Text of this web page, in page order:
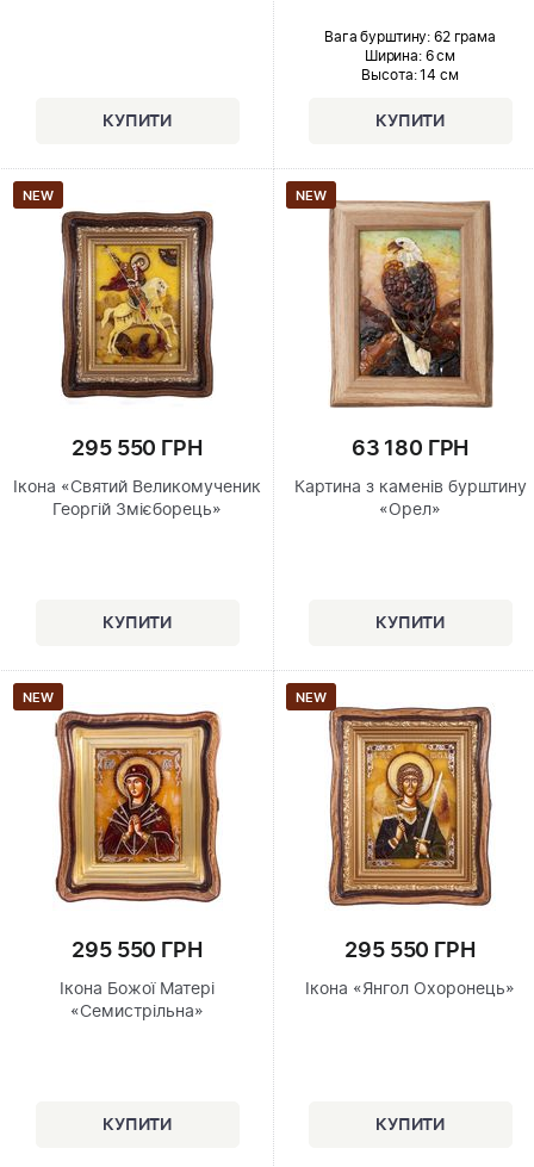
Вага бурштину: 62 грама
Ширина: 6 см
Высота: 14 см
NEW
295 550 ГРН
Ікона «Святий Великомученик
Георгій Змієборець»
NEW
63 180 ГРН
Картина з каменів бурштину
«Орел»
NEW
295 550 ГРН
Ікона Божої Матері
«Семистрільна»
NEW
295 550 ГРН
Ікона «Янгол Охоронець»